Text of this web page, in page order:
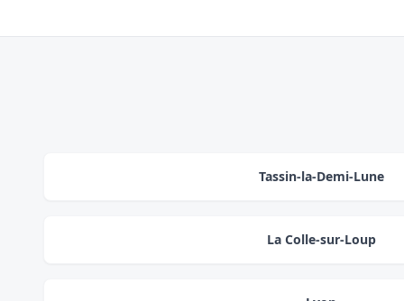
Tassin-la-Demi-Lune
La Colle-sur-Loup